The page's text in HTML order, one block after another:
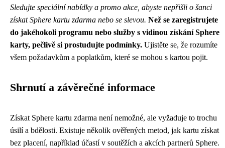
Sledujte speciální nabídky a promo akce, abyste nepřišli o šanci
získat Sphere kartu zdarma nebo se slevou. Než se zaregistrujete
do jakéhokoli programu nebo služby s vidinou získání Sphere
karty, pečlivě si prostudujte podmínky. Ujistěte se, že rozumíte
všem požadavkům a poplatkům, které se mohou s kartou pojit.
Shrnutí a závěrečné informace
Získat Sphere kartu zdarma není nemožné, ale vyžaduje to trochu
úsilí a bdělosti. Existuje několik ověřených metod, jak kartu získat
bez placení, například účastí v soutěžích a akcích partnerů Sphere.